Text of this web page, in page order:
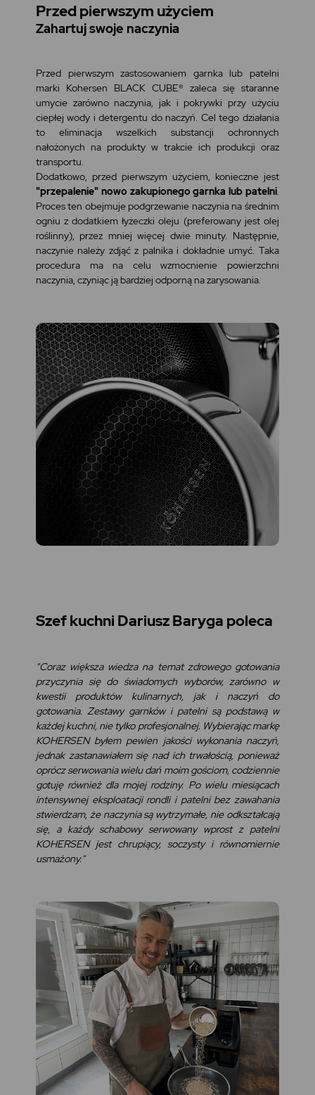
Przed pierwszym użyciem
Zahartuj swoje naczynia
Przed pierwszym zastosowaniem garnka lub patelni
marki Kohersen BLACK CUBE® zaleca się staranne
umycie zarówno naczynia, jak i pokrywki przy użyciu
ciepłej wody i detergentu do naczyń. Cel tego działania
to eliminacja wszelkich substancji ochronnych
nałożonych na produkty w trakcie ich produkcji oraz
transportu.
Dodatkowo, przed pierwszym użyciem, konieczne jest
"przepalenie" nowo zakupionego garnka lub patelni.
Proces ten obejmuje podgrzewanie naczynia na średnim
ogniu z dodatkiem łyżeczki oleju (preferowany jest olej
roślinny), przez mniej więcej dwie minuty. Następnie,
naczynie należy zdjąć z palnika i dokładnie umyć. Taka
procedura ma na celu wzmocnienie powierzchni
naczynia, czyniąc ją bardziej odporną na zarysowania.
Szef kuchni Dariusz Baryga poleca
"Coraz większa wiedza na temat zdrowego gotowania
przyczynia się do świadomych wyborów, zarówno w
kwestii produktów kulinarnych, jak i naczyń do
gotowania. Zestawy garnków i patelni są podstawą w
każdej kuchni, nie tylko profesjonalnej. Wybierając markę
KOHERSEN byłem pewien jakości wykonania naczyń,
jednak zastanawiałem się nad ich trwałością, ponieważ
oprócz serwowania wielu dań moim gościom, codziennie
gotuję również dla mojej rodziny. Po wielu miesiącach
intensywnej eksploatacji rondli i patelni bez zawahania
stwierdzam, że naczynia są wytrzymałe, nie odkształcają
się, a każdy schabowy serwowany wprost z patelni
KOHERSEN jest chrupiący, soczysty i równomiernie
usmażony."